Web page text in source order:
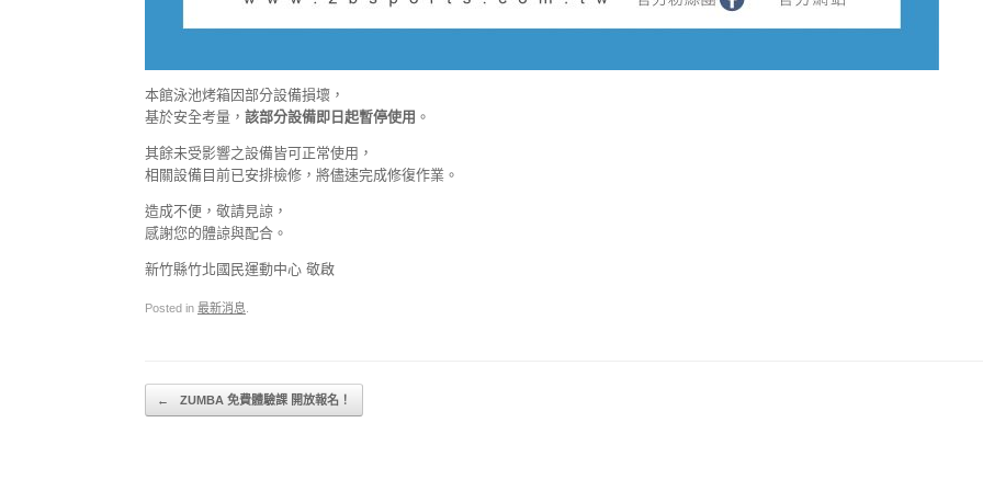
本館泳池烤箱因部分設備損壞，
基於安全考量， 該部分設備即日起暫停使用 。
其餘未受影響之設備皆可正常使用，
相關設備目前已安排檢修，將儘速完成修復作業。
造成不便，敬請見諒，
感謝您的體諒與配合。
新竹縣竹北國民運動中心 敬啟
Posted in 最新消息
Post navigation
← ZUMBA 免費體驗課 開放報名！